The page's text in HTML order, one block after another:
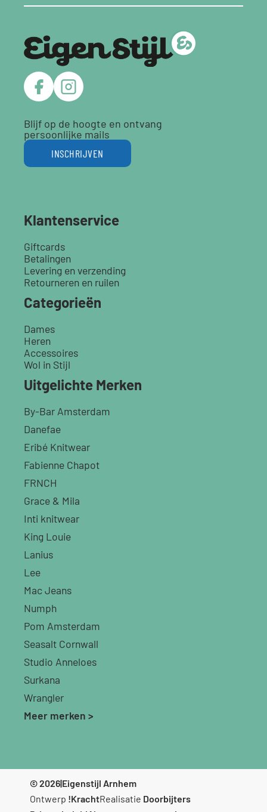
Blijf op de hoogte en ontvang
persoonlijke mails
INSCHRIJVEN
Klantenservice
Giftcards
Betalingen
Levering en verzending
Retourneren en ruilen
Categorieën
Dames
Heren
Accessoires
Wol in Stijl
Uitgelichte Merken
By-Bar Amsterdam
Danefae
Eribé Knitwear
Fabienne Chapot
FRNCH
Grace & Mila
Inti knitwear
King Louie
Lanius
Lee
Mac Jeans
Numph
Pom Amsterdam
Seasalt Cornwall
Studio Anneloes
Surkana
Wrangler
Meer merken >
© 2026|Eigenstijl Arnhem
Ontwerp !KrachtRealisatie Doorbijters